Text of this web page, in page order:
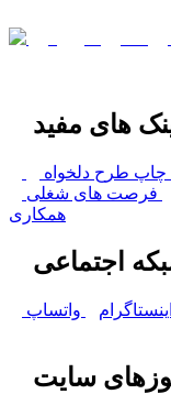
های مفید
چاپ طرح دلخواه
فرصت های شغلی
همکاری
اجتماعی
اینستاگرام واتساپ
سایت